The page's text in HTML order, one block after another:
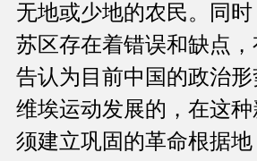
无地或少地的农民。同
苏区存在着错误和缺点
告认为目前中国的政治
维埃运动发展的，在这
须建立巩固的革命根据